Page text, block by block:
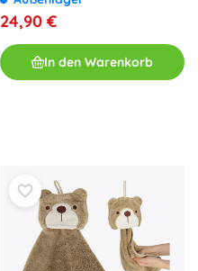
24,90 €
In den Warenkorb